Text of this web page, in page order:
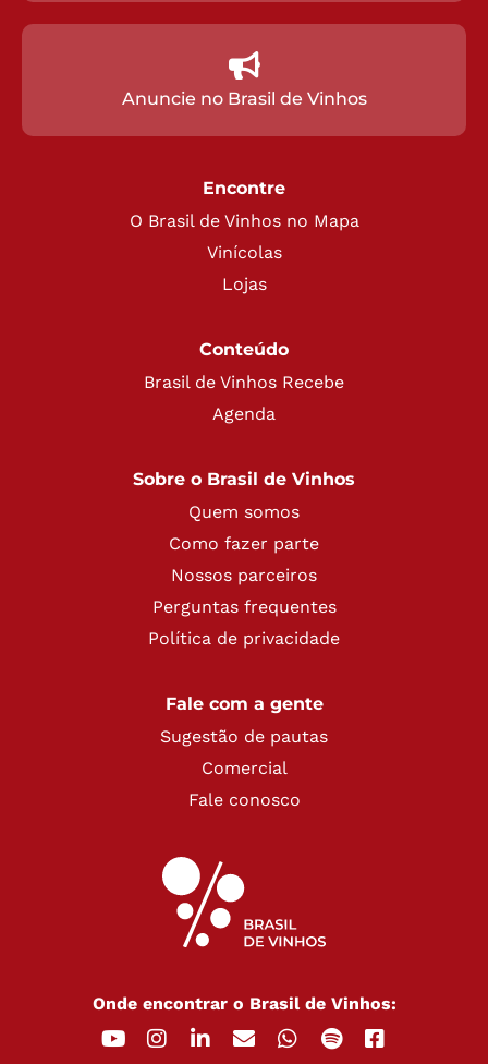
Anuncie no Brasil de Vinhos
Encontre
O Brasil de Vinhos no Mapa
Vinícolas
Lojas
Conteúdo
Brasil de Vinhos Recebe
Agenda
Sobre o Brasil de Vinhos
Quem somos
Como fazer parte
Nossos parceiros
Perguntas frequentes
Política de privacidade
Fale com a gente
Sugestão de pautas
Comercial
Fale conosco
Onde encontrar o Brasil de Vinhos: